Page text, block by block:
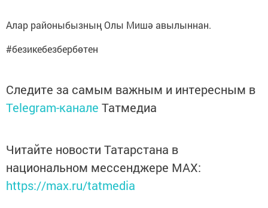
Алар районыбызның Олы Мишә авылыннан.
#безикебезбербөтен
Следите за самым важным и интересным в
Telegram-канале Татмедиа
Читайте новости Татарстана в
национальном мессенджере MАХ:
https://max.ru/tatmedia